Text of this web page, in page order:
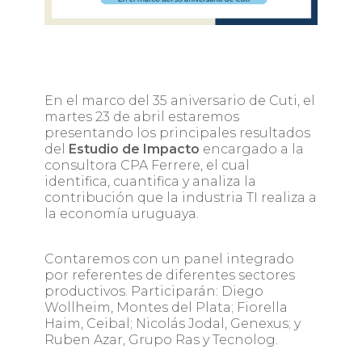
En el marco del 35 aniversario de Cuti, el
martes 23 de abril estaremos
presentando los principales resultados
del Estudio de Impacto encargado a la
consultora CPA Ferrere, el cual
identifica, cuantifica y analiza la
contribución que la industria TI realiza a
la economía uruguaya.
Contaremos con un panel integrado
por referentes de diferentes sectores
productivos. Participarán: Diego
Wollheim, Montes del Plata; Fiorella
Haim, Ceibal; Nicolás Jodal, Genexus; y
Ruben Azar, Grupo Ras y Tecnolog.